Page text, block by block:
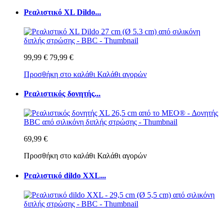
Ρεαλιστικό XL Dildo...
99,99 € 79,99 €
Προσθήκη στο καλάθι Καλάθι αγορών
Ρεαλιστικός δονητής...
69,99 €
Προσθήκη στο καλάθι Καλάθι αγορών
Ρεαλιστικό dildo XXL...